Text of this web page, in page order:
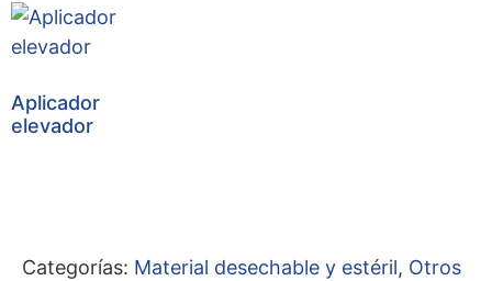
Aplicador
elevador
Categorías: Material desechable y estéril, Otros